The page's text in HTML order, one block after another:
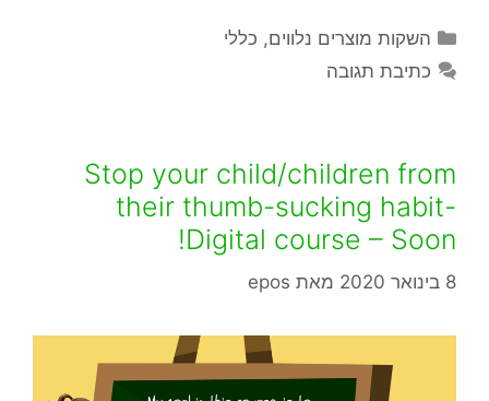
השקות מוצרים נלווים, כללי
כתיבת תגובה
Stop your child/children from
their thumb-sucking habit-
Digital course – Soon!
8 בינואר 2020 מאת epos